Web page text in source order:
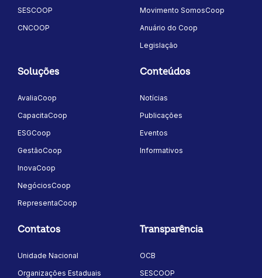
SESCOOP
CNCOOP
Movimento SomosCoop
Anuário do Coop
Legislação
Soluções
AvaliaCoop
CapacitaCoop
ESGCoop
GestãoCoop
InovaCoop
NegóciosCoop
RepresentaCoop
Conteúdos
Notícias
Publicações
Eventos
Informativos
Contatos
Unidade Nacional
Organizações Estaduais
Transparência
OCB
SESCOOP